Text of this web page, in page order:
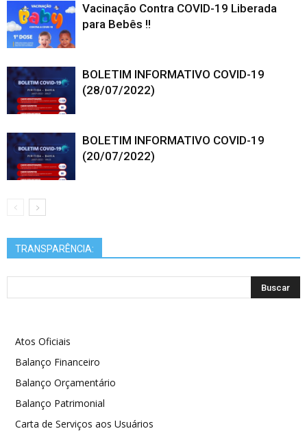
Vacinação Contra COVID-19 Liberada
para Bebês !!
BOLETIM INFORMATIVO COVID-19
(28/07/2022)
BOLETIM INFORMATIVO COVID-19
(20/07/2022)
TRANSPARÊNCIA:
Atos Oficiais
Balanço Financeiro
Balanço Orçamentário
Balanço Patrimonial
Carta de Serviços aos Usuários